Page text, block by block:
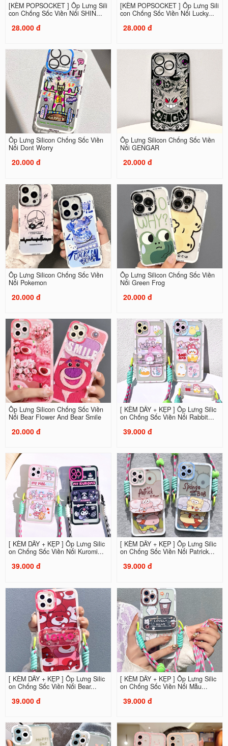
[KÈM POPSOCKET ] Ốp Lưng Sili
con Chống Sốc Viền Nổi SHIN...
28.000 đ
[KÈM POPSOCKET ] Ốp Lưng Sili
con Chống Sốc Viền Nổi Lucky...
28.000 đ
Ốp Lưng Silicon Chống Sốc Viền
Nổi Dont Worry
20.000 đ
Ốp Lưng Silicon Chống Sốc Viền
Nổi GENGAR
20.000 đ
Ốp Lưng Silicon Chống Sốc Viền
Nổi Pokemon
20.000 đ
Ốp Lưng Silicon Chống Sốc Viền
Nổi Green Frog
20.000 đ
Ốp Lưng Silicon Chống Sốc Viền
Nổi Bear Flower And Bear Smile
20.000 đ
[ KÈM DÂY + KẸP ] Ốp Lưng Silic
on Chống Sốc Viền Nổi Rabbit...
39.000 đ
[ KÈM DÂY + KẸP ] Ốp Lưng Silic
on Chống Sốc Viền Nổi Kuromi...
39.000 đ
[ KÈM DÂY + KẸP ] Ốp Lưng Silic
on Chống Sốc Viền Nổi Patrick...
39.000 đ
[ KÈM DÂY + KẸP ] Ốp Lưng Silic
on Chống Sốc Viền Nổi Bear...
39.000 đ
[ KÈM DÂY + KẸP ] Ốp Lưng Silic
on Chống Sốc Viền Nổi Mẫu...
39.000 đ